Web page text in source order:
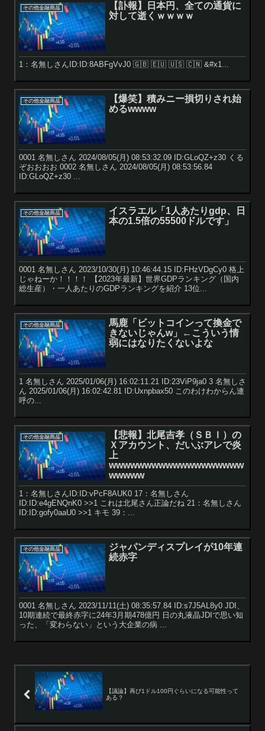
その他金融商品
【訃報】日本円、全ての通貨に
対して逝くｗｗｗｗ
1：名無しさんID:ID:8ABFgVvJ0 🇬🇧 🇪🇺 🇺🇸 🇨🇳 &#x1...
その他金融商品
【爆笑】積みニー損切りされ始
めるwwww
0001 名無しさん 2024/08/05(月) 08:53:32.09 ID:GLoQZ+z30 くる
ぞおおおお 0002 名無しさん 2024/08/05(月) 08:53:56.84
ID:GLoQZ+z30 ...
その他金融商品
イスラエル「1人あたりgdp、日
本の1.5倍の55500ドルです」
0001 名無しさん 2023/10/30(月) 10:46:44.15 ID:FHzVDgCy0 格上
じゃねーか！！！！ 【2023年最新】世界GDPランキング（国内
総生産）・一人あたりのGDPランキングを紹介 13位...
その他金融商品
馬鹿「ビットコインって換金で
きないじゃんw」←こういう情
弱にはなりたくないよな
1 名無しさん 2025/01/06(月) 16:02:11.21 ID:23ViP9ja0 3 名無しさ
ん 2025/01/06(月) 16:02:42.81 ID:Uxnpbax50 このわけわからん連
呼の...
その他金融商品
【悲報】北尾吉孝（ＳＢＩ）の
Ｘアカウント、だいぶアレで炎
上
wwwwwwwwwwwwwwwwwww
wwwww
1：名無しさんID:ID:vPcF8AUK0 17：名無しさん
ID:ID:e4gENQnK0 >>1 これは北尾さん正論だね 21：名無しさん
ID:ID:gofy0aaU0 >>1 キモ 39：...
その他金融商品
ジャパンディスプレイが10年連
続赤字
0001 名無しさん 2023/11/11(土) 08:35:57.84 ID:s7J5AL8y0 JDI、
10期連続で最終赤字に24年3月期478億円 日の丸液晶JDIで思い知
った、「変わらない」という大企業の病 ...
【議論】再び1ドル100円ぐらいになる可能性って
ある？